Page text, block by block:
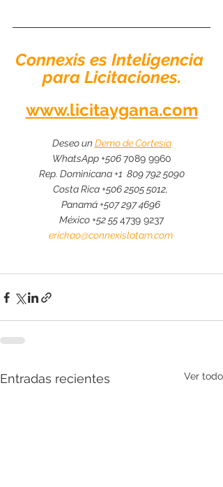
Connexis es Inteligencia
para Licitaciones.
www.licitaygana.com
Deseo un Demo de Cortesía
WhatsApp +506 7089 9960
Rep. Dominicana +1  809 792 5090
Costa Rica +506 2505 5012,
Panamá +507 297 4696
México +52 55 4739 9237
erickao@connexislatam.com
Entradas recientes Ver todo